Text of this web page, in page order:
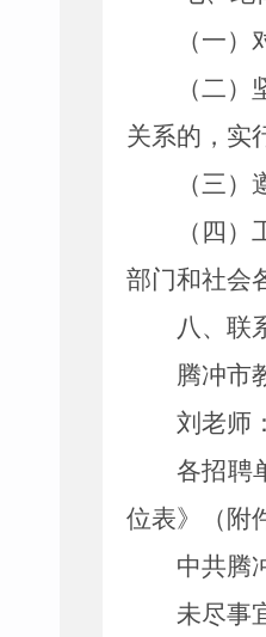
（一）
（二）
关系的，实
（三）
（ 四 ）
部门和社会
八、联
腾冲市
刘 老师：
各招聘
位表》（ 附
中共腾
未尽事